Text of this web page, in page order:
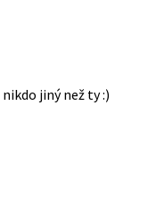
nikdo jiný než ty :)